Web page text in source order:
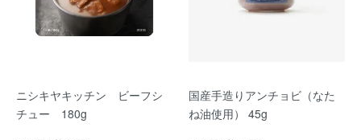
ニシキヤキッチン ビーフシ
チュー 180g
国産手造りアンチョビ（なた
ね油使用） 45g